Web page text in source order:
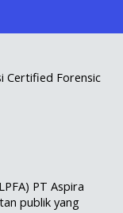
Certified Forensic
PT Aspira
publik yang